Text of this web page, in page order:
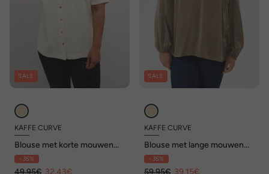
SALE
KAFFE CURVE
Blouse met korte mouwen
Regular fit
- 35%
49,95€ 32,43€
SALE
KAFFE CURVE
Blouse met lange mouwen
Regular fit
- 35%
59,95€ 39,15€